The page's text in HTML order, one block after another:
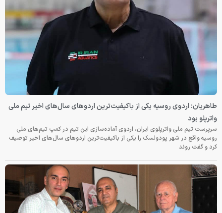
طاهریان: اردوی روسیه یکی از باکیفیت‌ترین اردوهای سال‌های اخیر تیم ملی
واترپلو بود
سرپرست تیم ملی واترپلوی ایران، اردوی آماده‌سازی این تیم در کمپ تیم‌های ملی
روسیه واقع در شهر پودولسک را یکی از باکیفیت‌ترین اردوهای سال‌های اخیر توصیف
کرد و گفت روند